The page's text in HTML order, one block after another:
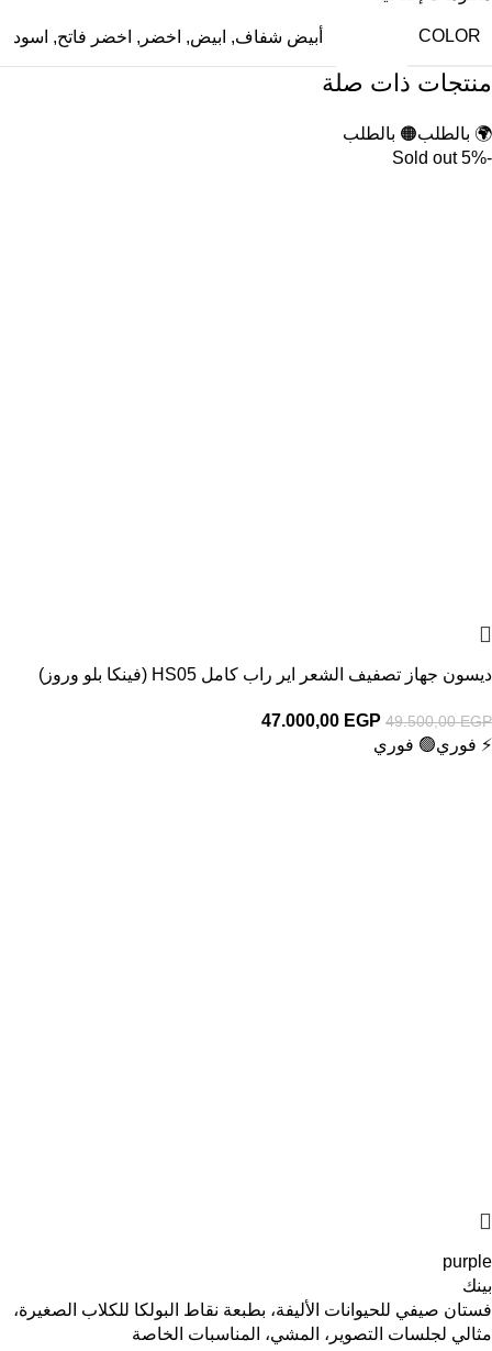
COLOR أبيض شفاف, ابيض, اخضر , اخضر فاتح, اسود
منتجات ذات صلة
🌍 بالطلب🟠 بالطلب
-5%
Sold out
ديسون جهاز تصفيف الشعر اير راب كامل HS05 (فينكا بلو وروز)
49.500,00EGP
47.000,00 EGP
⚡ فوري🟢 فوري
purple
بينك
فستان صيفي للحيوانات الأليفة، بطبعة نقاط البولكا للكلاب الصغيرة،
مثالي لجلسات التصوير، المشي، المناسبات الخاصة